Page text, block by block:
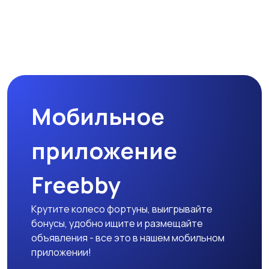
Мобильное
приложение
Freebby
Крутите колесо фортуны, выигрывайте
бонусы, удобно ищите и размещайте
объявления - все это в нашем мобильном
приложении!